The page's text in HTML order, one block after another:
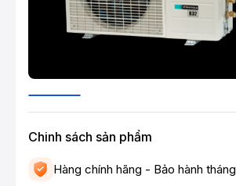
Chinh sách sản phẩm
Hàng chính hãng - Bảo hành tháng